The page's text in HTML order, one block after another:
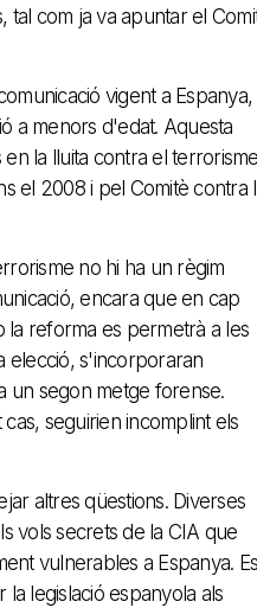
tal com ja va apuntar el
vigent a Espanya,
a menors d'edat. Aquesta
la lluita contra el
el 2008 i pel Comitè contra
no hi ha un règim
encara que en cap
la reforma es permetrà a les
elecció, s'incorporaran
un segon metge forense.
seguirien incomplint els
altres qüestions. Diverses
vols secrets de la CIA que
vulnerables a Espanya. Es
legislació espanyola als